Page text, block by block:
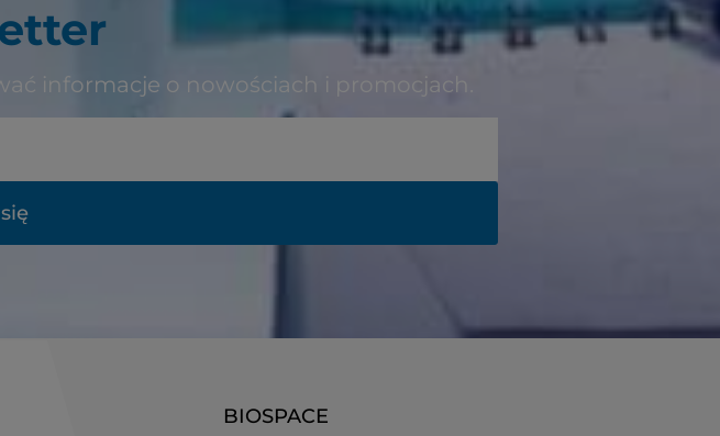
informacje o nowościach i promocjach.
BIOSPACE